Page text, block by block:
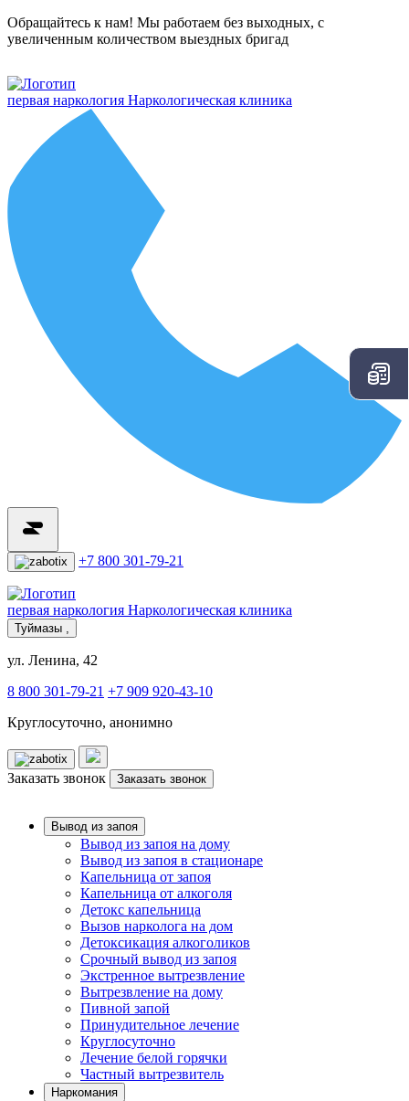
Обращайтесь к нам! Мы работаем без выходных, с
увеличенным количеством выездных бригад
первая наркология Наркологическая клиника
+7 800 301-79-21
первая наркология Наркологическая клиника
Туймазы ,
ул. Ленина, 42
8 800 301-79-21 +7 909 920-43-10
Круглосуточно, анонимно
Заказать звонок Заказать звонок
Вывод из запоя
Вывод из запоя на дому
Вывод из запоя в стационаре
Капельница от запоя
Капельница от алкоголя
Детокс капельница
Вызов нарколога на дом
Детоксикация алкоголиков
Срочный вывод из запоя
Экстренное вытрезвление
Вытрезвление на дому
Пивной запой
Принудительное лечение
Круглосуточно
Лечение белой горячки
Частный вытрезвитель
Наркомания